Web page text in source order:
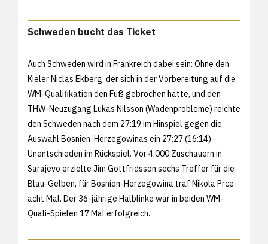
Schweden bucht das Ticket
Auch Schweden wird in Frankreich dabei sein: Ohne den
Kieler Niclas Ekberg, der sich in der Vorbereitung auf die
WM-Qualifikation den Fuß gebrochen hatte, und den
THW-Neuzugang Lukas Nilsson (Wadenprobleme) reichte
den Schweden nach dem 27:19 im Hinspiel gegen die
Auswahl Bosnien-Herzegowinas ein 27:27 (16:14)-
Unentschieden im Rückspiel. Vor 4.000 Zuschauern in
Sarajevo erzielte Jim Gottfridsson sechs Treffer für die
Blau-Gelben, für Bosnien-Herzegowina traf Nikola Prce
acht Mal. Der 36-jährige Halblinke war in beiden WM-
Quali-Spielen 17 Mal erfolgreich.